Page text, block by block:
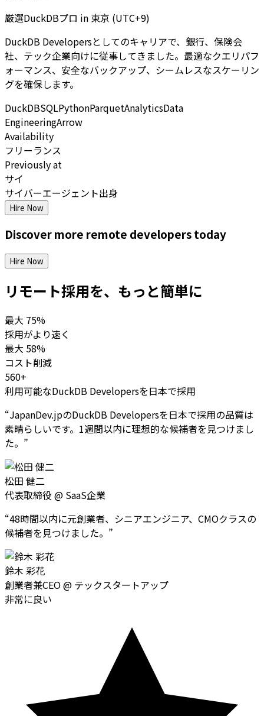
厳選DuckDBプロ in 東京 (UTC+9)
DuckDB Developersとしてのキャリアで、銀行、保険会
社、テック企業向けに従事してきました。最適なクエリパフ
ォーマンス、安全なバックアップ、シームレスなスケーリン
グを確保します。
DuckDBSQLPythonParquetAnalyticsData
EngineeringArrow
Availability
フリーランス
Previously at
サイ
サイバーエージェント出身
Hire Now
Discover more remote developerstoday
Hire Now
リモート採用を、もっと簡単に
最大 75%
採用がより速く
最大 58%
コスト削減
560+
利用可能なDuckDB Developersを日本で採用
“JapanDev.jpのDuckDB Developersを日本で採用の品質は
素晴らしいです。1週間以内に理想的な候補者を見つけまし
た。 ”
松田 健二
代表取締役 @ SaaS企業
“48時間以内に元創業者、シニアエンジニア、CMOクラスの
候補者を見つけました。 ”
鈴木 彩花
創業者兼CEO@ テックスタートアップ
非常に良い